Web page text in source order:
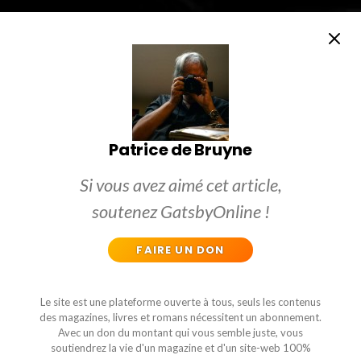
Patrice de Bruyne
Si vous avez aimé cet article,
soutenez GatsbyOnline !
FAIRE UN DON
Le site est une plateforme ouverte à tous, seuls les contenus
des magazines, livres et romans nécessitent un abonnement.
Avec un don du montant qui vous semble juste, vous
soutiendrez la vie d'un magazine et d'un site-web 100%